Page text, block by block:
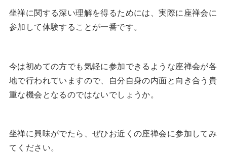
坐禅に関する深い理解を得るためには、実際に座禅会に
参加して体験することが一番です。
今は初めての方でも気軽に参加できるような座禅会が各
地で行われていますので、自分自身の内面と向き合う貴
重な機会となるのではないでしょうか。
坐禅に興味がでたら、ぜひお近くの座禅会に参加してみ
てください。